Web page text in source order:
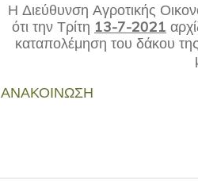
Η Διεύθυνση Αγροτικής
ότι την Τρίτη 13-7-2021
καταπολέμηση του δάκου
ΑΝΑΚΟΙΝΩΣΗ